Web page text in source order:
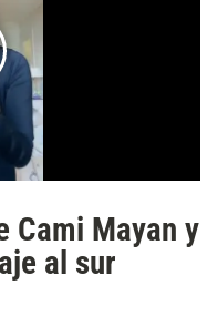
Cami Mayan y
al sur